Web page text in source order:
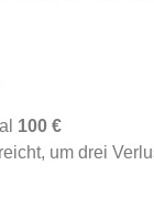
100 €
um drei